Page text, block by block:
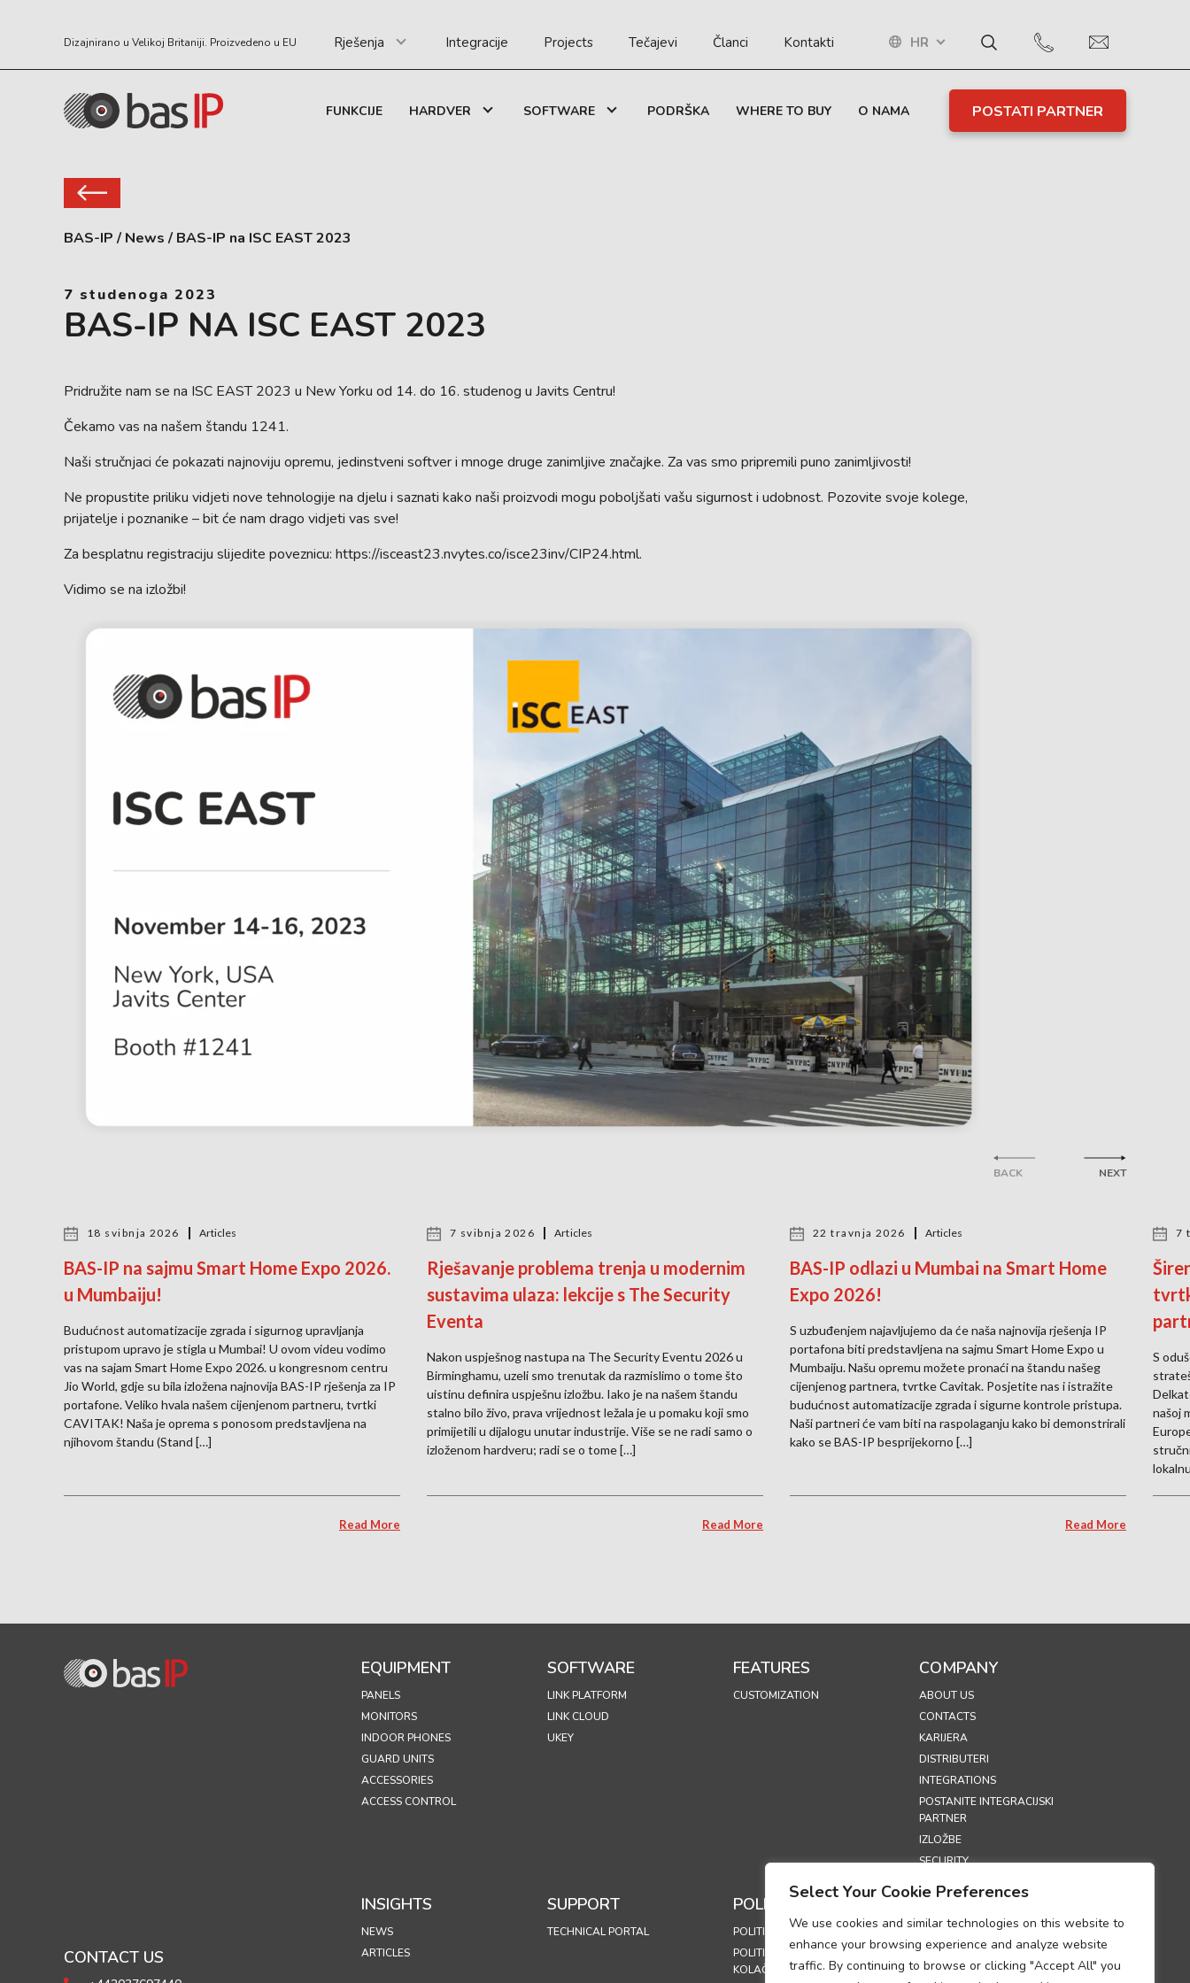
Select Your Cookie Preferences
We use cookies and similar technologies on this website to
enhance your browsing experience and analyze website
traffic. By continuing to browse or clicking "Accept All" you
Dizajnirano u Velikoj Britaniji. Proizvedeno u EU Rješenja Integracije Projects Tečajevi Članci Kontakti HR
FUNKCIJE HARDVER SOFTWARE PODRŠKA WHERE TO BUY O NAMA POSTATI PARTNER
BAS-IP / News / BAS-IP na ISC EAST 2023
7 studenoga 2023
BAS-IP NA ISC EAST 2023
Pridružite nam se na ISC EAST 2023 u New Yorku od 14. do 16. studenog u Javits Centru!
Čekamo vas na našem štandu 1241.
Naši stručnjaci će pokazati najnoviju opremu, jedinstveni softver i mnoge druge zanimljive značajke. Za vas smo pripremili puno zanimljivosti!
Ne propustite priliku vidjeti nove tehnologije na djelu i saznati kako naši proizvodi mogu poboljšati vašu sigurnost i udobnost. Pozovite svoje kolege,
prijatelje i poznanike – bit će nam drago vidjeti vas sve!
Za besplatnu registraciju slijedite poveznicu: https://isceast23.nvytes.co/isce23inv/CIP24.html.
Vidimo se na izložbi!
BACK
18 svibnja 2026 Articles
BAS-IP na sajmu Smart Home Expo 2026.
u Mumbaiju!
Budućnost automatizacije zgrada i sigurnog upravljanja
pristupom upravo je stigla u Mumbai! U ovom videu vodimo
vas na sajam Smart Home Expo 2026. u kongresnom centru
Jio World, gdje su bila izložena najnovija BAS-IP rješenja za IP
portafone. Veliko hvala našem cijenjenom partneru, tvrtki
CAVITAK! Naša je oprema s ponosom predstavljena na
njihovom štandu (Stand […]
Read More
7 svibnja 2026 Articles
Rješavanje problema trenja u modernim
sustavima ulaza: lekcije s The Security
Eventa
Nakon uspješnog nastupa na The Security Eventu 2026 u
Birminghamu, uzeli smo trenutak da razmislimo o tome što
uistinu definira uspješnu izložbu. Iako je na našem štandu
stalno bilo živo, prava vrijednost ležala je u pomaku koji smo
primijetili u dijalogu unutar industrije. Više se ne radi samo o
izloženom hardveru; radi se o tome […]
Read More
22 travnja 2026 Articles
BAS-IP odlazi u Mumbai na Smart Home
Expo 2026!
S uzbuđenjem najavljujemo da će naša najnovija rješenja IP
portafona biti predstavljena na sajmu Smart Home Expo u
Mumbaiju. Našu opremu možete pronaći na štandu našeg
cijenjenog partnera, tvrtke Cavitak. Posjetite nas i istražite
budućnost automatizacije zgrada i sigurne kontrole pristupa.
Naši partneri će vam biti na raspolaganju kako bi demonstrirali
kako se BAS-IP besprijekorno […]
Read More
7
S
našoj
NEXT
CONTACT US
EQUIPMENT
PANELS
MONITORS
INDOOR PHONES
GUARD UNITS
ACCESSORIES
ACCESS CONTROL
SOFTWARE
LINK PLATFORM
LINK CLOUD
UKEY
FEATURES
CUSTOMIZATION
COMPANY
ABOUT US
CONTACTS
KARIJERA
DISTRIBUTERI
INTEGRATIONS
POSTANITE INTEGRACIJSKI
PARTNER
IZLOŽBE
SECURITY
INSIGHTS
NEWS
ARTICLES
SUPPORT
TECHNICAL PORTAL
POLICIES
POLITIKA PRIVATNOSTI
POLITIKA KORIŠTENJA
KOLAČIĆA (COOKIES)